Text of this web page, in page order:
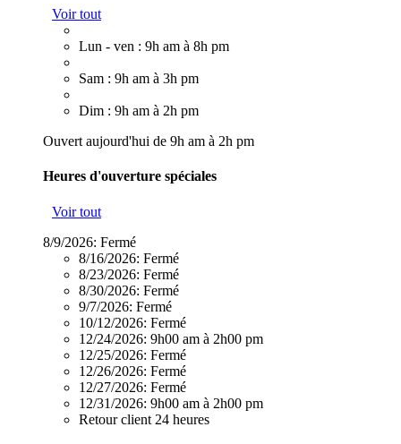
Voir tout
Lun - ven : 9h am à 8h pm
Sam : 9h am à 3h pm
Dim : 9h am à 2h pm
Ouvert aujourd'hui de 9h am à 2h pm
Heures d'ouverture spéciales
Voir tout
8/9/2026: Fermé
8/16/2026: Fermé
8/23/2026: Fermé
8/30/2026: Fermé
9/7/2026: Fermé
10/12/2026: Fermé
12/24/2026: 9h00 am à 2h00 pm
12/25/2026: Fermé
12/26/2026: Fermé
12/27/2026: Fermé
12/31/2026: 9h00 am à 2h00 pm
Retour client 24 heures